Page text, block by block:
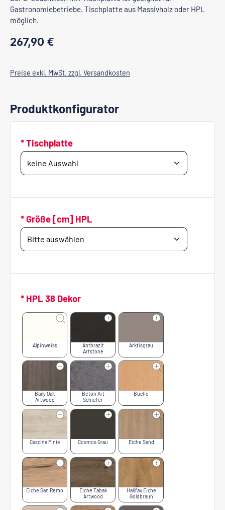
Gastronomiebetriebe. Tischplatte aus Massivholz oder HPL
möglich.
Regulärer Preis:
267,90 €
Preise exkl. MwSt. zzgl. Versandkosten
Produktkonfigurator
* Tischplatte
* Größe [cm] HPL
* HPL 38 Dekor
Alpinweiss
Anthrazit
Artstone
Arktisgrau
Baily Oak
Artwood
Beton Art
Schiefer
Buche
Cascina Pinie Cosmos Grau Eiche Sand
Eiche San Remo
Eiche Tabak
Artwood
Halifax Eiche
Goldbraun